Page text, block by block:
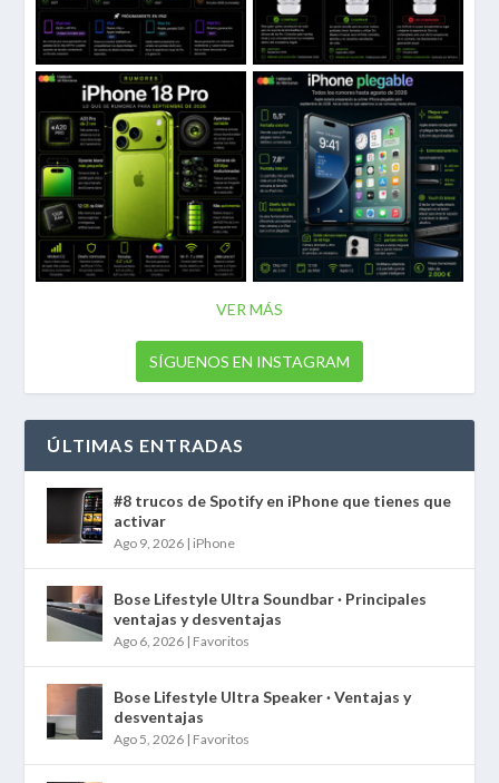
VER MÁS
SÍGUENOS EN INSTAGRAM
ÚLTIMAS ENTRADAS
#8 trucos de Spotify en iPhone que tienes que
activar
Ago 9, 2026 | iPhone
Bose Lifestyle Ultra Soundbar · Principales
ventajas y desventajas
Ago 6, 2026 | Favoritos
Bose Lifestyle Ultra Speaker · Ventajas y
desventajas
Ago 5, 2026 | Favoritos